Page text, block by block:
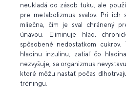
neukladá do zásob tuku, ale
pre metabolizmus svalov. Pri ich
mliečna, čím je sval chránený
únavou. Eliminuje hlad,
spôsobené nedostatkom cukrov.
hladinu inzulínu, zatiaľ čo
nezvyšuje, sa organizmus
ktoré môžu nastať počas
tréningu.